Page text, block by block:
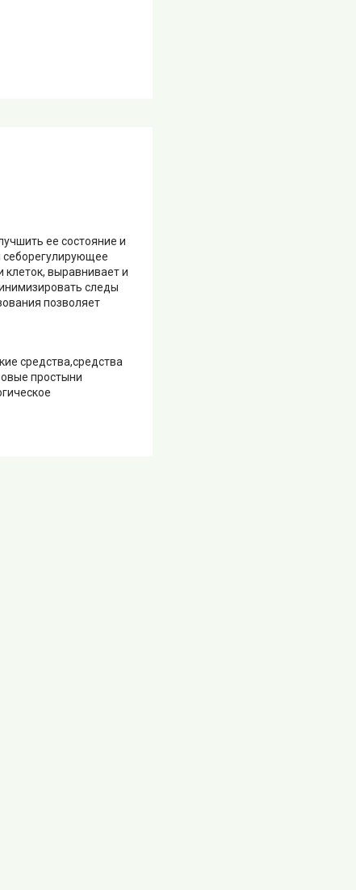
ее состояние и
себорегулирующее
клеток, выравнивает и
следы
позволяет
средства,средства
простыни